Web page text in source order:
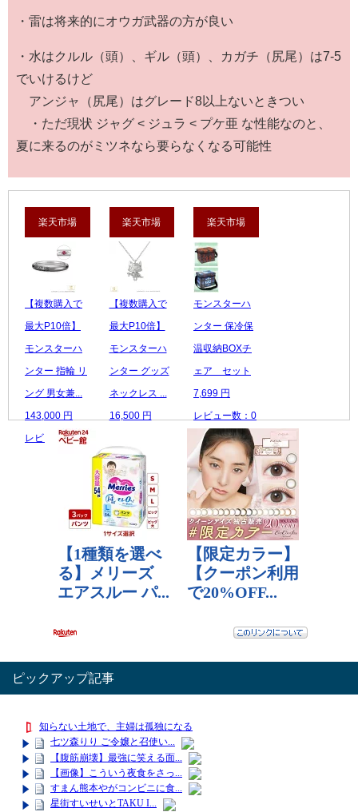
・雷は将来的にオウガ武器の方が良い
・水はクルル（頭）、ギル（頭）、カガチ（尻尾）は7-5
でいけるけど
アンジャ（尻尾）はグレード8以上ないときつい
・ただ現状 ジャグ < ジュラ < プケ亜 な性能なのと、
夏に来るのがミツネなら要らなくなる可能性
楽天市場
【複数購入で
最大P10倍】
モンスターハ
ンター 指輪 リ
ング 男女兼...
143,000 円
レビュー数：0
楽天市場
【複数購入で
最大P10倍】
モンスターハ
ンター グッズ
ネックレス ...
16,500 円
楽天市場
モンスターハ
ンター 保冷保
温収納BOXチ
ェア セット
7,699 円
レビュー数：0
ピックアップ記事